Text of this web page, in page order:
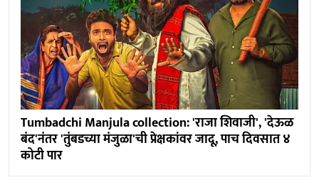
Tumbadchi Manjula collection: 'राजा शिवाजी', 'देऊळ
बंद'नंतर 'तुंबडच्या मंजुळा'ची प्रेक्षकांवर जादू, पाच दिवसात ४
कोटी पार